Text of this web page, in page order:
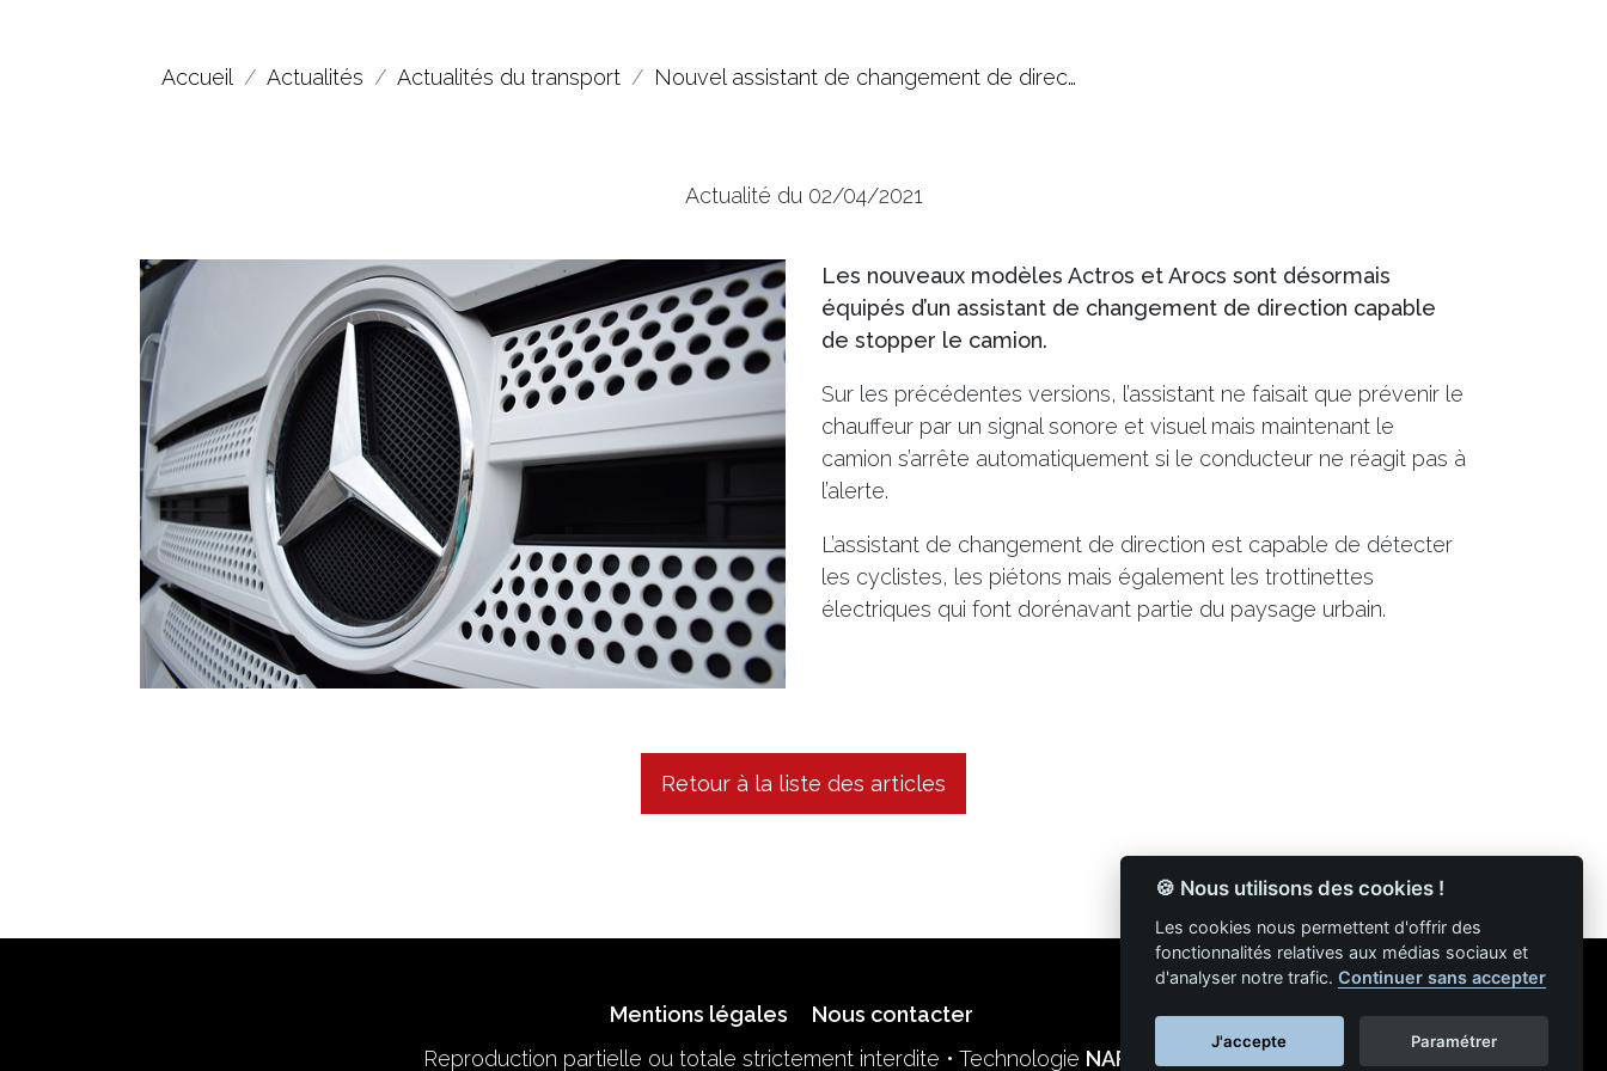
Accueil Actualités Actualités du transport Nouvel assistant de changement de direc…
Actualité du 02/04/2021
Les nouveaux modèles Actros et Arocs sont désormais
équipés d’un assistant de changement de direction capable
de stopper le camion.
Sur les précédentes versions, l’assistant ne faisait que prévenir le
chauffeur par un signal sonore et visuel mais maintenant le
camion s’arrête automatiquement si le conducteur ne réagit pas à
l’alerte.
L’assistant de changement de direction est capable de détecter
les cyclistes, les piétons mais également les trottinettes
électriques qui font dorénavant partie du paysage urbain.
Retour à la liste des articles
Mentions légales
Nous contacter
Reproduction partielle ou totale strictement interdite • Technologie NAPSYS™
🍪 Nous utilisons des cookies !
Les cookies nous permettent d'offrir des
fonctionnalités relatives aux médias sociaux et
d'analyser notre trafic. Continuer sans accepter
J'accepte Paramétrer